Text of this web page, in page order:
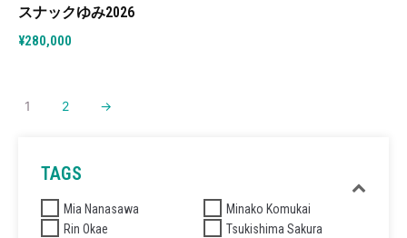
TAGS
Mia Nanasawa
Minako Komukai
Rin Okae
Tsukishima Sakura
スナックゆみ2026
¥280,000
1 2 →